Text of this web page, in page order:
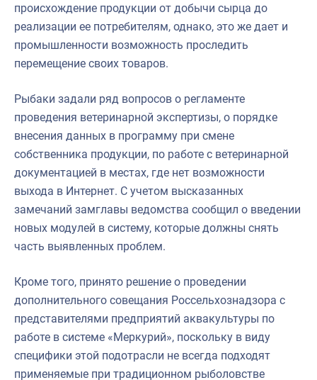
происхождение продукции от добычи сырца до
реализации ее потребителям, однако, это же дает и
промышленности возможность проследить
перемещение своих товаров.
Рыбаки задали ряд вопросов о регламенте
проведения ветеринарной экспертизы, о порядке
внесения данных в программу при смене
собственника продукции, по работе с ветеринарной
документацией в местах, где нет возможности
выхода в Интернет. С учетом высказанных
замечаний замглавы ведомства сообщил о введении
новых модулей в систему, которые должны снять
часть выявленных проблем.
Кроме того, принято решение о проведении
дополнительного совещания Россельхознадзора с
представителями предприятий аквакультуры по
работе в системе «Меркурий», поскольку в виду
специфики этой подотрасли не всегда подходят
применяемые при традиционном рыболовстве